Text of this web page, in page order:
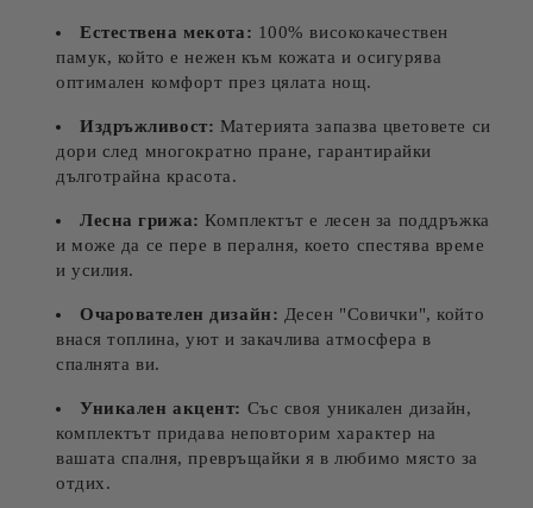
Естествена мекота: 100% висококачествен
памук, който е нежен към кожата и осигурява
оптимален комфорт през цялата нощ.
Издръжливост: Материята запазва цветовете си
дори след многократно пране, гарантирайки
дълготрайна красота.
Лесна грижа: Комплектът е лесен за поддръжка
и може да се пере в пералня, което спестява време
и усилия.
Очарователен дизайн: Десен "Совички", който
внася топлина, уют и закачлива атмосфера в
спалнята ви.
Уникален акцент: Със своя уникален дизайн,
комплектът придава неповторим характер на
вашата спалня, превръщайки я в любимо място за
отдих.